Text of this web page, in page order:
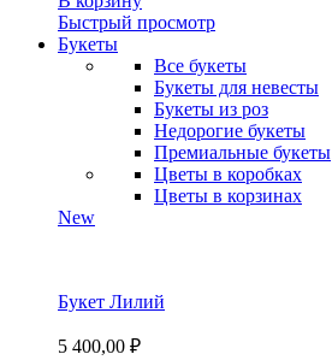
Быстрый просмотр
Букеты
Все букеты
Букеты для невесты
Букеты из роз
Недорогие букеты
Премиальные букеты
Цветы в коробках
Цветы в корзинах
New
Букет Лилий
5 400,00 ₽